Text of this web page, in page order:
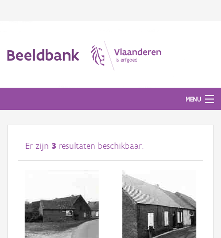
Beeldbank
MENU
Afbeeldingen
#BeeldIndeKijker
Over ons
Aanmelden
Er zijn 3 resultaten beschikbaar.